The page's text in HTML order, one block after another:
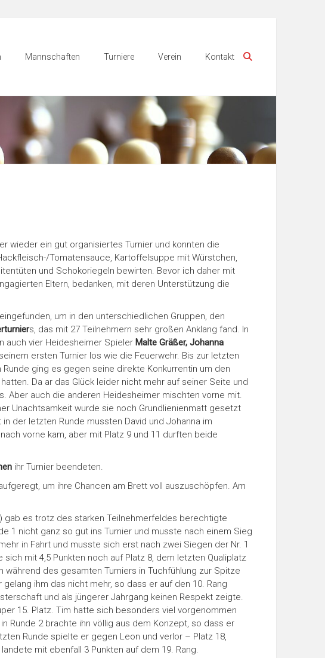
Mannschaften Turniere Verein Kontakt
wieder ein gut organisiertes Turnier und konnten die
Tomatensauce, Kartoffelsuppe mit Würstchen,
und Schokoriegeln bewirten. Bevor ich daher mit
Eltern, bedanken, mit deren Unterstützung die
um in den unterschiedlichen Gruppen, den
s, das mit 27 Teilnehmern sehr großen Anklang fand. In
auch vier Heidesheimer Spieler Malte Gräßer, Johanna
ersten Turnier los wie die Feuerwehr. Bis zur letzten
ging es gegen seine direkte Konkurrentin um den
Da ar das Glück leider nicht mehr auf seiner Seite und
Aber auch die anderen Heidesheimer mischten vorne mit.
Unachtsamkeit wurde sie noch Grundlienienmatt gesetzt
der letzten Runde mussten David und Johanna im
vorne kam, aber mit Platz 9 und 11 durften beide
ihr Turnier beendeten.
um ihre Chancen am Brett voll auszuschöpfen. Am
) gab es trotz des starken Teilnehmerfeldes berechtigte
1 nicht ganz so gut ins Turnier und musste nach einem Sieg
in Fahrt und musste sich erst nach zwei Siegen der Nr. 1
mit 4,5 Punkten noch auf Platz 8, dem letzten Qualiplatz
des gesamten Turniers in Tuchfühlung zur Spitze
ihm das nicht mehr, so dass er auf den 10. Rang
und als jüngerer Jahrgang keinen Respekt zeigte.
15. Platz. Tim hatte sich besonders viel vorgenommen
Runde 2 brachte ihn völlig aus dem Konzept, so dass er
Runde spielte er gegen Leon und verlor – Platz 18,
mit ebenfall 3 Punkten auf dem 19. Rang.